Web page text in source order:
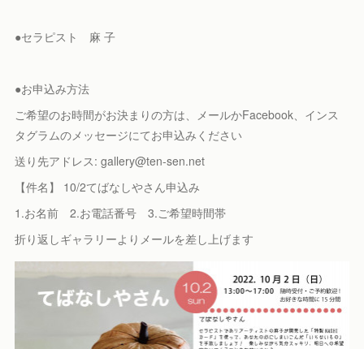
●セラピスト 麻 子
●お申込み方法
ご希望のお時間がお決まりの方は、メールかFacebook、インス
タグラムのメッセージにてお申込みください
送り先アドレス: gallery@ten-sen.net
【件名】 10/2てばなしやさん申込み
1.お名前 2.お電話番号 3.ご希望時間帯
折り返しギャラリーよりメールを差し上げます